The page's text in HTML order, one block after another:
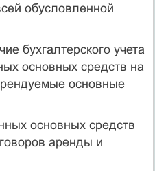
обусловленной
бухгалтерского учета
основных средств на
основные
основных средств
аренды и